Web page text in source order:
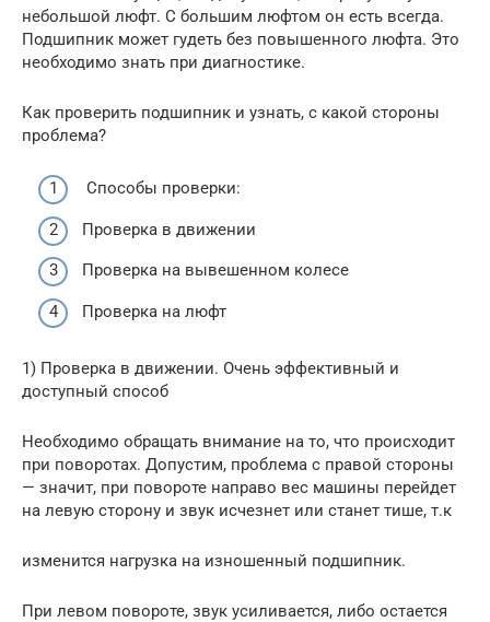
небольшой люфт. С большим люфтом он есть всегда.
Подшипник может гудеть без повышенного люфта. Это
необходимо знать при диагностике.
Как проверить подшипник и узнать, с какой стороны
проблема?
Способы проверки:
Проверка в движении
Проверка на вывешенном колесе
Проверка на люфт
1) Проверка в движении. Очень эффективный и
доступный способ
Необходимо обращать внимание на то, что происходит
при поворотах. Допустим, проблема с правой стороны
— значит, при повороте направо вес машины перейдет
на левую сторону и звук исчезнет или станет тише, т.к
изменится нагрузка на изношенный подшипник.
При левом повороте, звук усиливается, либо остается